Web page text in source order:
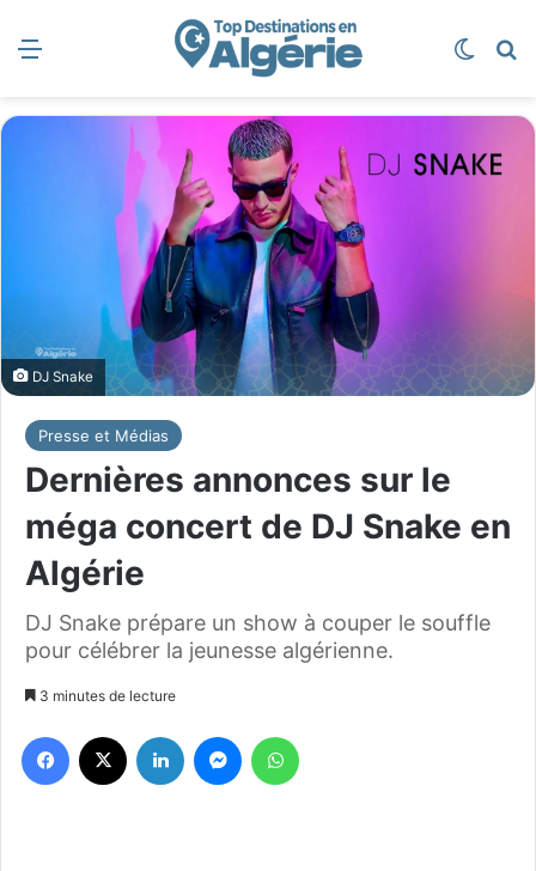
DJ Snake
Presse et Médias
Dernières annonces sur le
méga concert de DJ Snake en
Algérie
DJ Snake prépare un show à couper le souffle
pour célébrer la jeunesse algérienne.
3 minutes de lecture